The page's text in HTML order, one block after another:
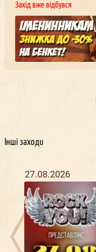
Захід вже відбувся
Інші заходи
27.08.2026